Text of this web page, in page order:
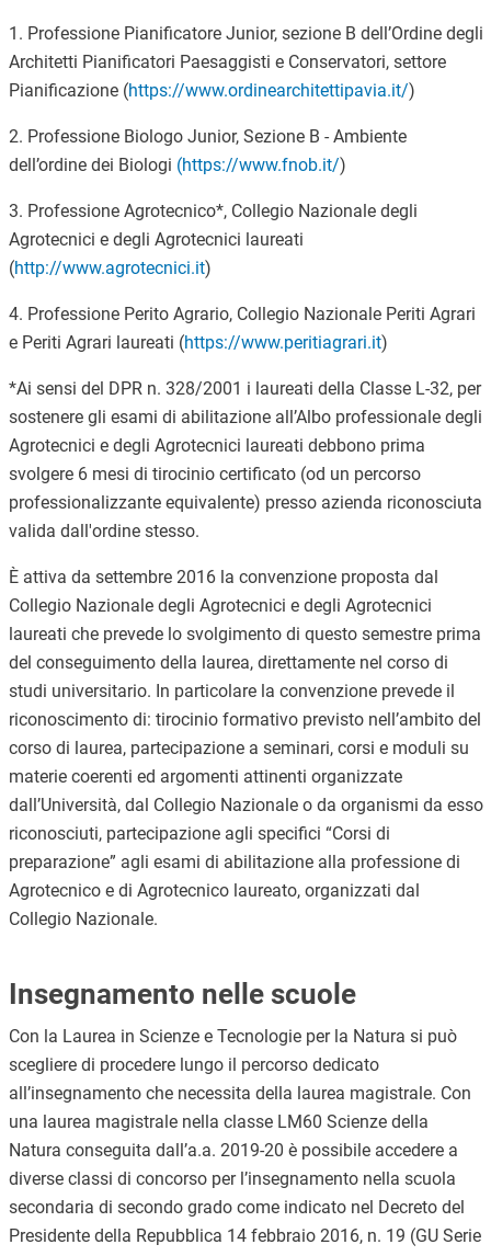
1. Professione Pianificatore Junior, sezione B dell’Ordine degli
Architetti Pianificatori Paesaggisti e Conservatori, settore
Pianificazione (https://www.ordinearchitettipavia.it/)
2. Professione Biologo Junior, Sezione B - Ambiente
dell’ordine dei Biologi (https://www.fnob.it/)
3. Professione Agrotecnico*, Collegio Nazionale degli
Agrotecnici e degli Agrotecnici laureati
(http://www.agrotecnici.it)
4. Professione Perito Agrario, Collegio Nazionale Periti Agrari
e Periti Agrari laureati (https://www.peritiagrari.it)
*Ai sensi del DPR n. 328/2001 i laureati della Classe L-32, per
sostenere gli esami di abilitazione all’Albo professionale degli
Agrotecnici e degli Agrotecnici laureati debbono prima
svolgere 6 mesi di tirocinio certificato (od un percorso
professionalizzante equivalente) presso azienda riconosciuta
valida dall'ordine stesso.
È attiva da settembre 2016 la convenzione proposta dal
Collegio Nazionale degli Agrotecnici e degli Agrotecnici
laureati che prevede lo svolgimento di questo semestre prima
del conseguimento della laurea, direttamente nel corso di
studi universitario. In particolare la convenzione prevede il
riconoscimento di: tirocinio formativo previsto nell’ambito del
corso di laurea, partecipazione a seminari, corsi e moduli su
materie coerenti ed argomenti attinenti organizzate
dall’Università, dal Collegio Nazionale o da organismi da esso
riconosciuti, partecipazione agli specifici “Corsi di
preparazione” agli esami di abilitazione alla professione di
Agrotecnico e di Agrotecnico laureato, organizzati dal
Collegio Nazionale.
Insegnamento nelle scuole
Con la Laurea in Scienze e Tecnologie per la Natura si può
scegliere di procedere lungo il percorso dedicato
all’insegnamento che necessita della laurea magistrale. Con
una laurea magistrale nella classe LM60 Scienze della
Natura conseguita dall’a.a. 2019-20 è possibile accedere a
diverse classi di concorso per l’insegnamento nella scuola
secondaria di secondo grado come indicato nel Decreto del
Presidente della Repubblica 14 febbraio 2016, n. 19 (GU Serie